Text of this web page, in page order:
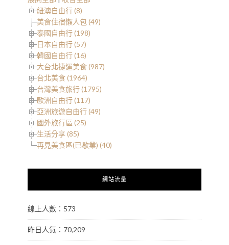
紐澳自由行 (8)
美食住宿懶人包 (49)
泰國自由行 (198)
日本自由行 (57)
韓國自由行 (16)
大台北捷運美食 (987)
台北美食 (1964)
台灣美食旅行 (1795)
歐洲自由行 (117)
亞洲旅遊自由行 (49)
國外旅行區 (25)
生活分享 (85)
再見美食區(已歇業) (40)
網站流量
線上人數：573
昨日人氣：70,209